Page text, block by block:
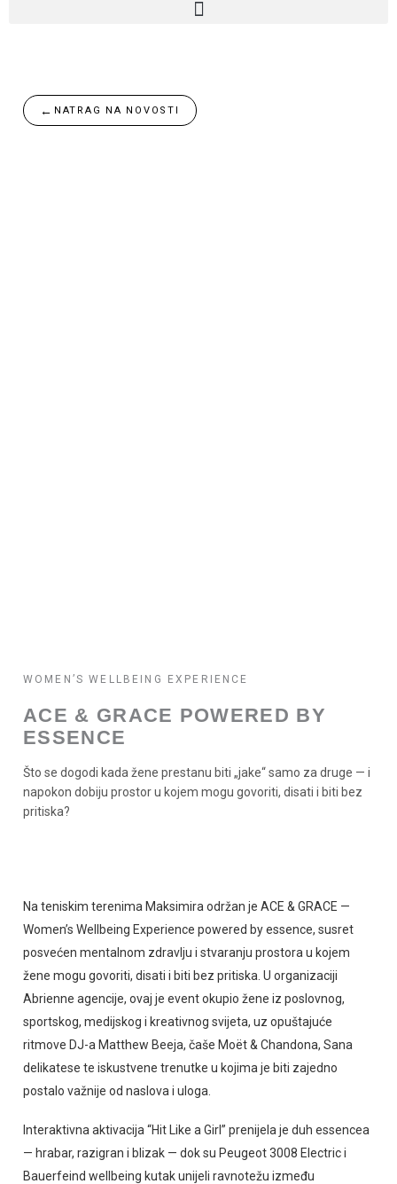
← NATRAG NA NOVOSTI
WOMEN’S WELLBEING EXPERIENCE
ACE & GRACE POWERED BY
ESSENCE
Što se dogodi kada žene prestanu biti „jake“ samo za druge — i
napokon dobiju prostor u kojem mogu govoriti, disati i biti bez
pritiska?
Na teniskim terenima Maksimira održan je ACE & GRACE —
Women’s Wellbeing Experience powered by essence, susret
posvećen mentalnom zdravlju i stvaranju prostora u kojem
žene mogu govoriti, disati i biti bez pritiska. U organizaciji
Abrienne agencije, ovaj je event okupio žene iz poslovnog,
sportskog, medijskog i kreativnog svijeta, uz opuštajuće
ritmove DJ-a Matthew Beeja, čaše Moët & Chandona, Sana
delikatese te iskustvene trenutke u kojima je biti zajedno
postalo važnije od naslova i uloga.
Interaktivna aktivacija “Hit Like a Girl” prenijela je duh essencea
— hrabar, razigran i blizak — dok su Peugeot 3008 Electric i
Bauerfeind wellbeing kutak unijeli ravnotežu između